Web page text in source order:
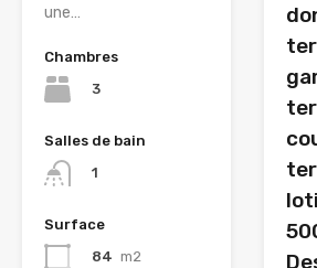
une…
Chambres
3
Salles de bain
1
Surface
84 m2